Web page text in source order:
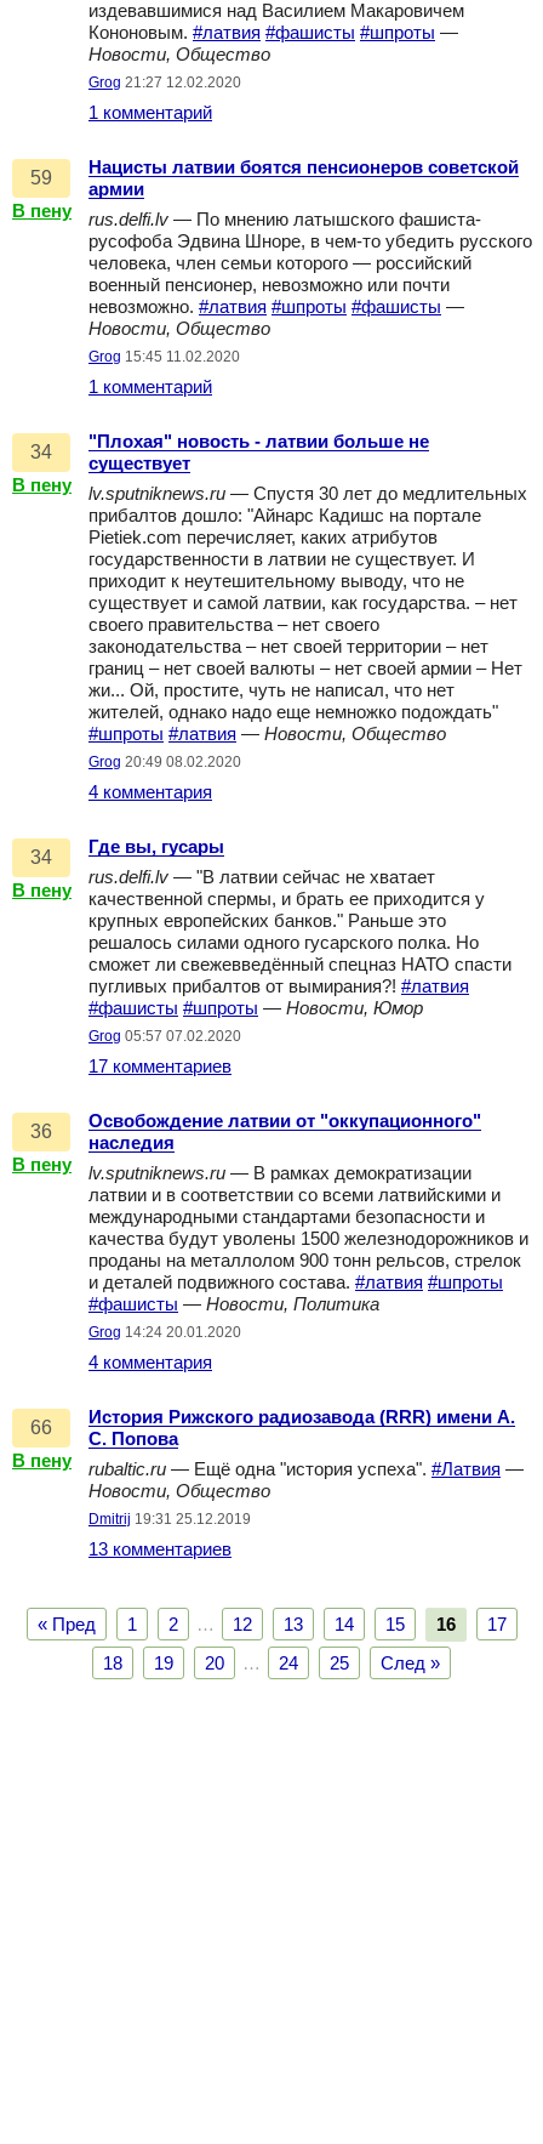
издевавшимися над Василием Макаровичем
Кононовым. #латвия #фашисты #шпроты —
Новости, Общество
Grog 21:27 12.02.2020
1 комментарий
59
В пену
Нацисты латвии боятся пенсионеров советской
армии
rus.delfi.lv — По мнению латышского фашиста-
русофоба Эдвина Шноре, в чем-то убедить русского
человека, член семьи которого — российский
военный пенсионер, невозможно или почти
невозможно. #латвия #шпроты #фашисты —
Новости, Общество
Grog 15:45 11.02.2020
1 комментарий
34
В пену
"Плохая" новость - латвии больше не
существует
lv.sputniknews.ru — Спустя 30 лет до медлительных
прибалтов дошло: "Айнарс Кадишс на портале
Pietiek.com перечисляет, каких атрибутов
государственности в латвии не существует. И
приходит к неутешительному выводу, что не
существует и самой латвии, как государства. – нет
своего правительства – нет своего
законодательства – нет своей территории – нет
границ – нет своей валюты – нет своей армии – Нет
жи... Ой, простите, чуть не написал, что нет
жителей, однако надо еще немножко подождать"
#шпроты #латвия — Новости, Общество
Grog 20:49 08.02.2020
4 комментария
34
В пену
Где вы, гусары
rus.delfi.lv — "В латвии сейчас не хватает
качественной спермы, и брать ее приходится у
крупных европейских банков." Раньше это
решалось силами одного гусарского полка. Но
сможет ли свежевведённый спецназ НАТО спасти
пугливых прибалтов от вымирания?! #латвия
#фашисты #шпроты — Новости, Юмор
Grog 05:57 07.02.2020
17 комментариев
36
В пену
Освобождение латвии от "оккупационного"
наследия
lv.sputniknews.ru — В рамках демократизации
латвии и в соответствии со всеми латвийскими и
международными стандартами безопасности и
качества будут уволены 1500 железнодорожников и
проданы на металлолом 900 тонн рельсов, стрелок
и деталей подвижного состава. #латвия #шпроты
#фашисты — Новости, Политика
Grog 14:24 20.01.2020
4 комментария
66
В пену
История Рижского радиозавода (RRR) имени А.
С. Попова
rubaltic.ru — Ещё одна "история успеха". #Латвия —
Новости, Общество
Dmitrij 19:31 25.12.2019
13 комментариев
« Пред 1 2 … 12 13 14 15 16
17
18
19 20 … 24 25 След »